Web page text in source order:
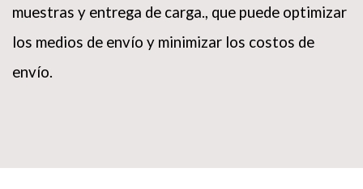
muestras y entrega de carga., que puede optimizar
los medios de envío y minimizar los costos de
envío.